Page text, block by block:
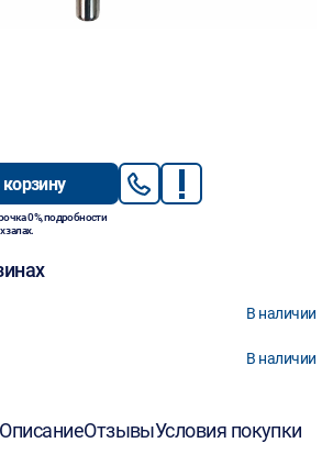
0%, подробности
залах.
В наличии
В наличии
ОписаниеОтзывыУсловия покупки